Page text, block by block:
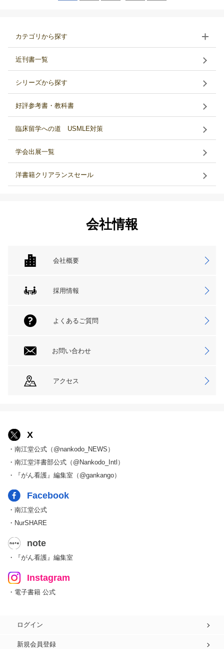
カテゴリから探す
近刊書一覧
シリーズから探す
好評参考書・教科書
臨床留学への道 USMLE対策
学会出展一覧
洋書籍クリアランスセール
会社情報
会社概要
採用情報
よくあるご質問
お問い合わせ
アクセス
X
・南江堂公式（@nankodo_NEWS）
・南江堂洋書部公式（@Nankodo_Intl）
・『がん看護』編集室（@gankango）
Facebook
・南江堂公式
・NurSHARE
note
・『がん看護』編集室
Instagram
・電子書籍 公式
ログイン
新規会員登録